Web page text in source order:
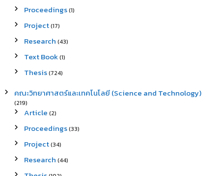
Proceedings(1)
Project(17)
Research (43)
Text Book(1)
Thesis(724)
คณะวิทยาศาสตร์และเทคโนโลยี (Science and Technology)
(219)
Article (2)
Proceedings(33)
Project(34)
Research (44)